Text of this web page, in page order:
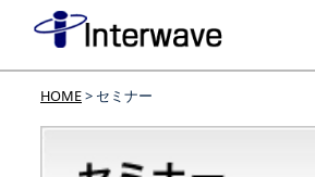
HOME> セミナー